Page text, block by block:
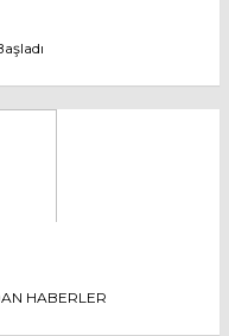
HABERLER